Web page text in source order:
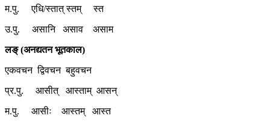
म.पु. एधि/स्तात् स्तम् स्त
उ.पु. असानि असाव असाम
लङ् (अनद्यतन भूतकाल)
एकवचन द्विवचन बहुवचन
प्र.पु. आसीत् आस्ताम् आसन्
म.पु. आसीः आस्तम् आस्त